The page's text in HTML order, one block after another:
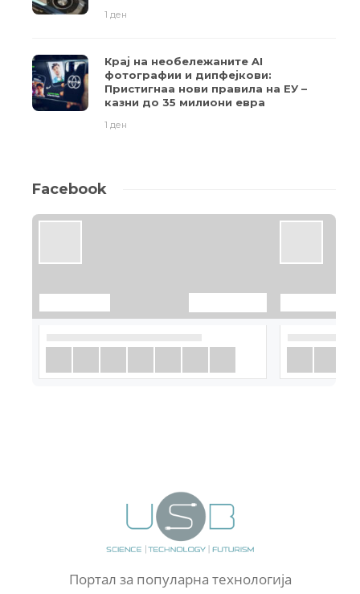
1 ден
Крај на необележаните AI
фотографии и дипфејкови:
Пристигнаа нови правила на ЕУ –
казни до 35 милиони евра
1 ден
Facebook
Портал за популарна технологија